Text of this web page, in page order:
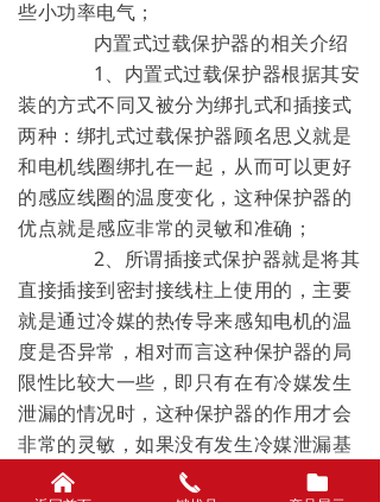
些小功率电气；
内置式过载保护器的相关介绍
1、内置式过载保护器根据其安
装的方式不同又被分为绑扎式和插接式
两种：绑扎式过载保护器顾名思义就是
和电机线圈绑扎在一起，从而可以更好
的感应线圈的温度变化，这种保护器的
优点就是感应非常的灵敏和准确；
2、所谓插接式保护器就是将其
直接插接到密封接线柱上使用的，主要
就是通过冷媒的热传导来感知电机的温
度是否异常，相对而言这种保护器的局
限性比较大一些，即只有在有冷媒发生
泄漏的情况时，这种保护器的作用才会
非常的灵敏，如果没有发生冷媒泄漏基
本上就形同虚设。
낀 끅 뀕